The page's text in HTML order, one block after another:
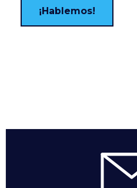
¡Hablemos!